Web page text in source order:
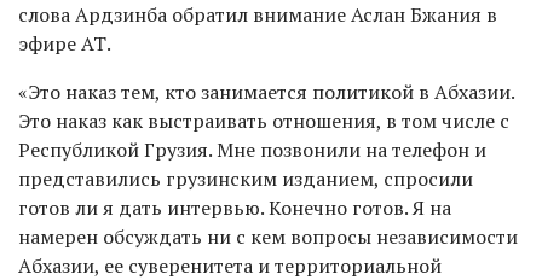
слова Ардзинба обратил внимание Аслан Бжания в
эфире АТ.
«Это наказ тем, кто занимается политикой в Абхазии.
Это наказ как выстраивать отношения, в том числе с
Республикой Грузия. Мне позвонили на телефон и
представились грузинским изданием, спросили
готов ли я дать интервью. Конечно готов. Я на
намерен обсуждать ни с кем вопросы независимости
Абхазии, ее суверенитета и территориальной